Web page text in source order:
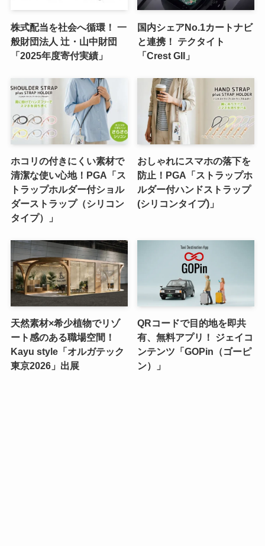
株式配当を社会へ循環！ 一
般財団法人 辻・山中財団
「2025年度寄付実績」
国内シェアNo.1カートナビ
と連携！ テクタイト
「Crest GII」
ホコリの付きにくい素材で
清潔な使い心地！PGA「ス
トラップホルダー付ショル
ダーストラップ（シリコン
タイプ）」
おしゃれにスマホの落下を
防止！PGA「ストラップホ
ルダー付ハンドストラップ
(シリコンタイプ)」
天然素材×希少植物でリゾ
ート感のある職場空間！
Kayu style「オルガテック
東京2026」出展
QRコードで目的地を即共
有、無料アプリ！ ジェイコ
ンテンツ「GOPin（ゴーピ
ン）」